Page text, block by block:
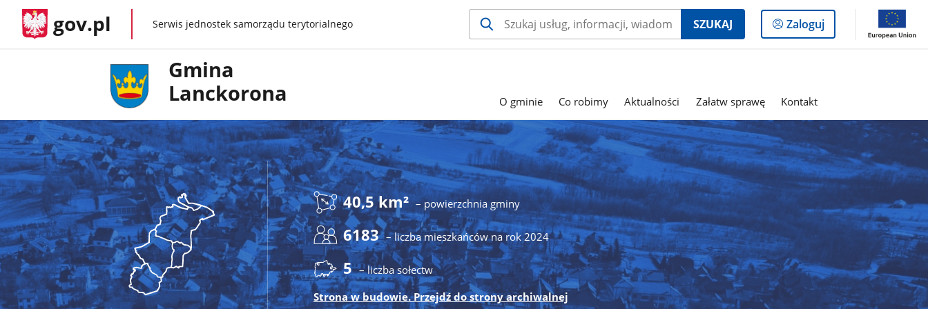
gov.pl gov.plSerwis jednostek samorządu terytorialnego SZUKAJ
Logowanie
do
Zaloguj
Gmina
Lanckorona
O gminie Co robimy Aktualności Załatw sprawę Kontakt
40,5 km² – powierzchnia gminy
6183 – liczba mieszkańców na rok 2024
5 – liczba sołectw
Strona w budowie. Przejdź do strony archiwalnej